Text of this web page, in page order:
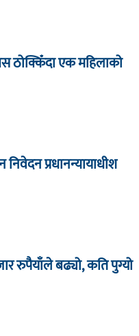
ठोक्किँदा एक महिलाको
प्रधानन्यायाधीश
रुपैयाँले बढ्यो, कति पुग्यो